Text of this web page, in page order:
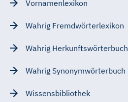
Vornamenlexikon
Wahrig Fremdwörterlexikon
Wahrig Herkunftswörterbuch
Wahrig Synonymwörterbuch
Wissensbibliothek